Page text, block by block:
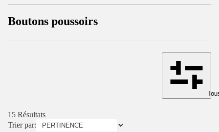
Boutons poussoirs
15 Résultats
Trier par: